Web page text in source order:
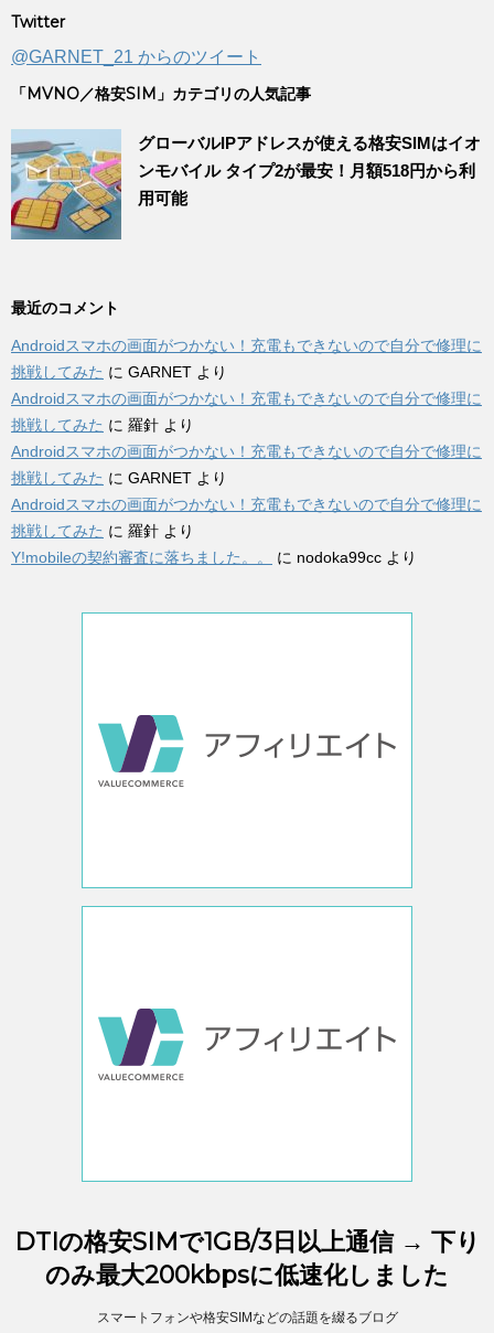
Twitter
@GARNET_21 からのツイート
「MVNO／格安SIM」カテゴリの人気記事
グローバルIPアドレスが使える格安SIMはイオ
ンモバイル タイプ2が最安！月額518円から利
用可能
最近のコメント
Androidスマホの画面がつかない！充電もできないので自分で修理に
挑戦してみた に GARNET より
Androidスマホの画面がつかない！充電もできないので自分で修理に
挑戦してみた に 羅針 より
Androidスマホの画面がつかない！充電もできないので自分で修理に
挑戦してみた に GARNET より
Androidスマホの画面がつかない！充電もできないので自分で修理に
挑戦してみた に 羅針 より
Y!mobileの契約審査に落ちました。。
に nodoka99cc より
DTIの格安SIMで1GB/3日以上通信 → 下り
のみ最大200kbpsに低速化しました
スマートフォンや格安SIMなどの話題を綴るブログ